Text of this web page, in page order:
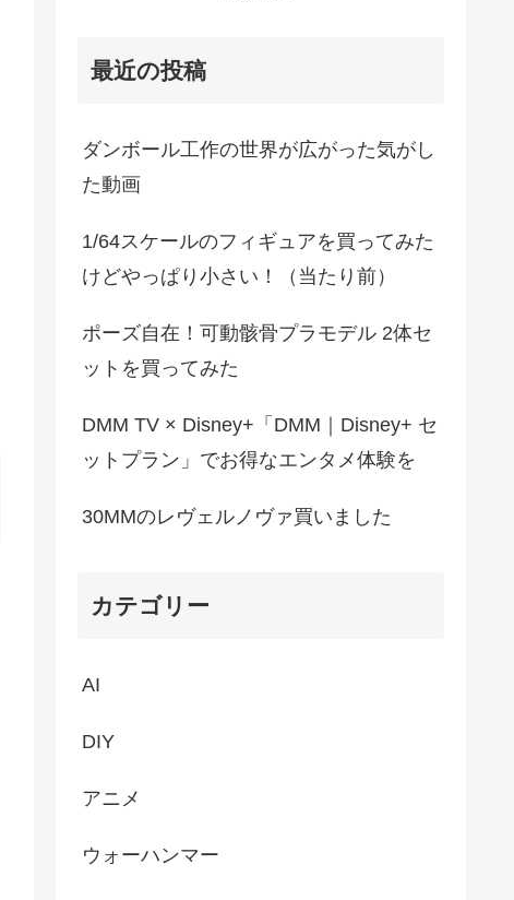
最近の投稿
ダンボール工作の世界が広がった気がし
た動画
1/64スケールのフィギュアを買ってみた
けどやっぱり小さい！（当たり前）
ポーズ自在！可動骸骨プラモデル 2体セ
ットを買ってみた
DMM TV × Disney+「DMM｜Disney+ セ
ットプラン」でお得なエンタメ体験を
30MMのレヴェルノヴァ買いました
カテゴリー
AI
DIY
アニメ
ウォーハンマー